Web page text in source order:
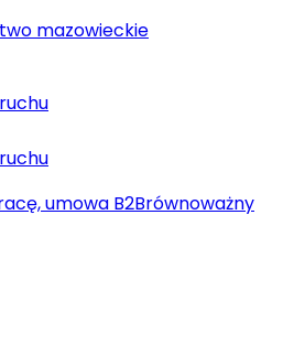
mazowieckie
umowa B2Brównoważny